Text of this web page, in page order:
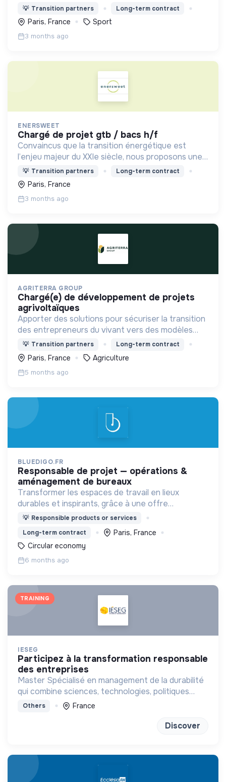
💡 Transition partners Long-term contract
Paris, France Sport
3 months ago
ENERSWEET
chargé de projet gtb / bacs h/f
Convaincus que la transition énergétique est
l’enjeu majeur du XXIe siècle, nous proposons une
approche transverse pour améliorer l’efficacité
des bâtiments et réduire ainsi leur empreinte
carbone..
💡 Transition partners Long-term contract
Paris, France
3 months ago
AGRITERRA GROUP
chargé(e) de développement de projets
agrivoltaïques
Apporter des solutions pour sécuriser la transition
des entrepreneurs du vivant vers des modèles
agroécologiques pérennes, et participe ainsi à la
transition agricole et alimentaire.
💡 Transition partners Long-term contract
Paris, France Agriculture
5 months ago
BLUEDIGO.FR
responsable de projet — opérations &
aménagement de bureaux
Transformer les espaces de travail en lieux
durables et inspirants, grâce à une offre
écoresponsable alliant mobilier reconditionné,
💡 Responsible products or services
Long-term contract
Paris, France
Circular economy
6 months ago
TRAINING
IESEG
participez à la transformation responsable
des entreprises
Master Spécialisé en management de la durabilité
qui combine sciences, technologies, politiques
publiques et management
Others France
Discover